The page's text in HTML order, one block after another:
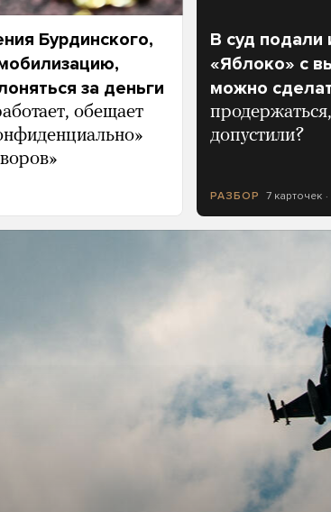
Бурдинского,
за деньги
обещает
В суд подали
«Яблоко» с
можно
допустили?
РАЗБОР 7 карточек